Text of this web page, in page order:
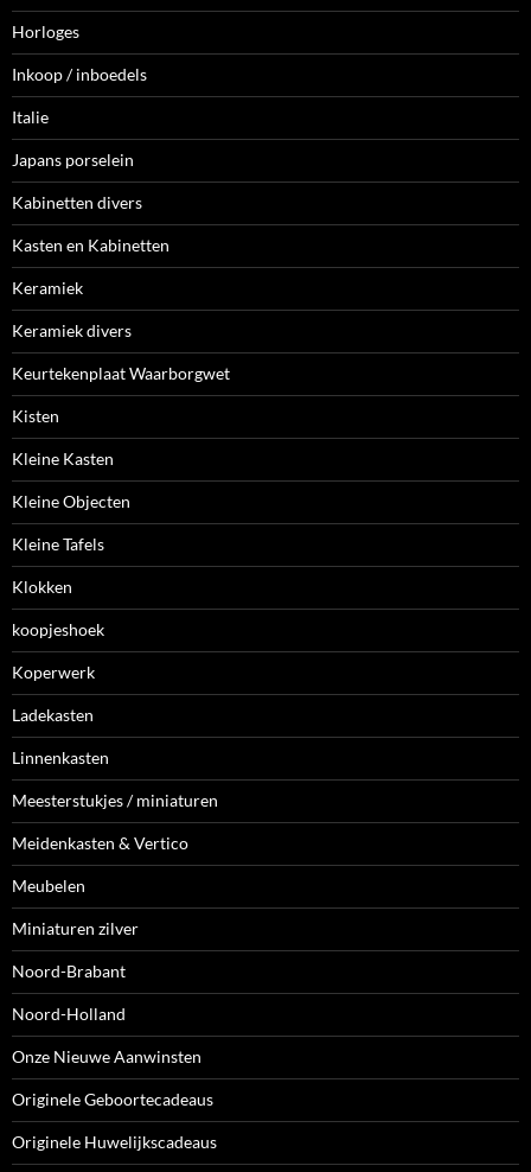
Horloges
Inkoop / inboedels
Italie
Japans porselein
Kabinetten divers
Kasten en Kabinetten
Keramiek
Keramiek divers
Keurtekenplaat Waarborgwet
Kisten
Kleine Kasten
Kleine Objecten
Kleine Tafels
Klokken
koopjeshoek
Koperwerk
Ladekasten
Linnenkasten
Meesterstukjes / miniaturen
Meidenkasten & Vertico
Meubelen
Miniaturen zilver
Noord-Brabant
Noord-Holland
Onze Nieuwe Aanwinsten
Originele Geboortecadeaus
Originele Huwelijkscadeaus